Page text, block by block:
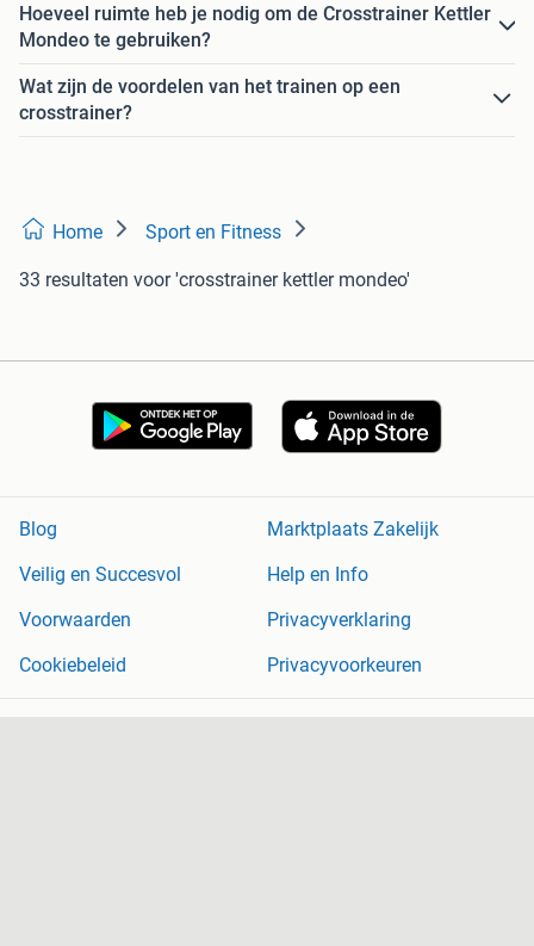
Hoeveel ruimte heb je nodig om de Crosstrainer Kettler
Mondeo te gebruiken?
Wat zijn de voordelen van het trainen op een
crosstrainer?
Home Sport en Fitness
33 resultaten voor 'crosstrainer kettler mondeo'
Blog
Marktplaats Zakelijk
Veilig en Succesvol
Help en Info
Voorwaarden
Privacyverklaring
Cookiebeleid
Privacyvoorkeuren